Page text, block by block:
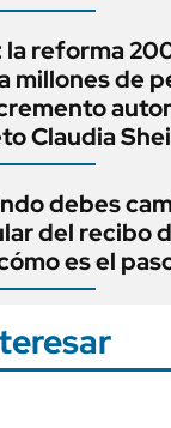
la reforma
millones de
Claudia
debes
del recibo
es el